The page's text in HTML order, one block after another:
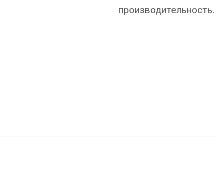
производительность.